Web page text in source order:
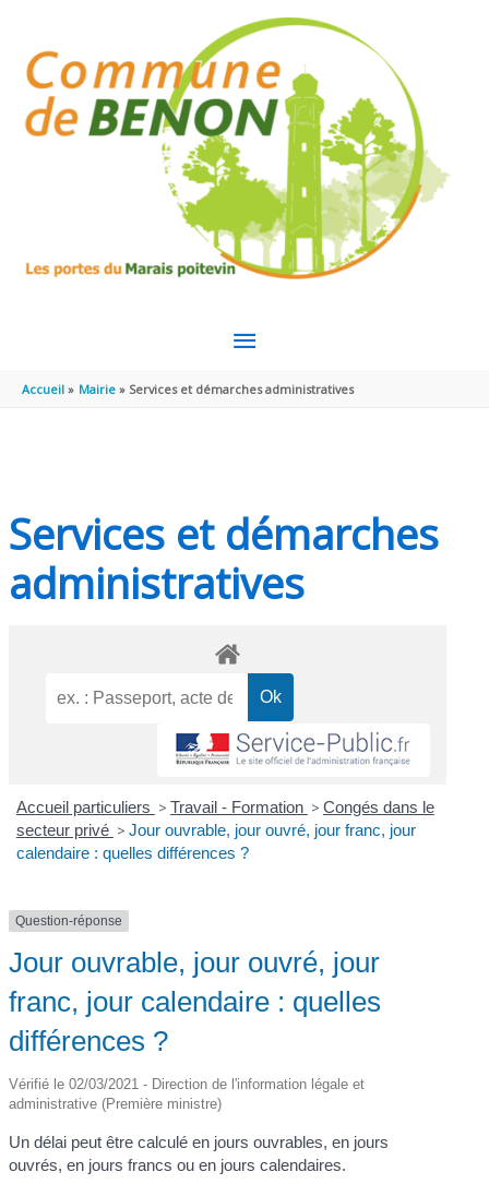
MENU
PRINCIPAL
Accueil Mairie Services et démarches administratives
Services et démarches
administratives
Accueil particuliers > Travail - Formation > Congés dans le
secteur privé > Jour ouvrable, jour ouvré, jour franc, jour
calendaire : quelles différences ?
Question-réponse
Jour ouvrable, jour ouvré, jour
franc, jour calendaire : quelles
différences ?
Vérifié le 02/03/2021 - Direction de l'information légale et
administrative (Première ministre)
Un délai peut être calculé en jours ouvrables, en jours
ouvrés, en jours francs ou en jours calendaires.